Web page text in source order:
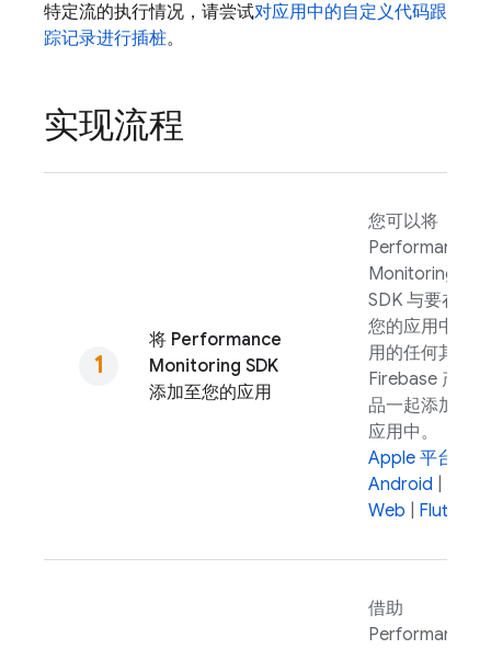
特定流的执行情况，请尝试对应用中的自定义代码跟
踪记录进行插桩。
实现流程
将 Performance
Monitoring SDK
添加至您的应用
您可以将
Performance
Monitoring
SDK 与要在
您的应用中使
用的任何其他
Firebase 产
品一起添加到
应用中。
Apple 平台
Android
Web
Flutter
借助
Performance